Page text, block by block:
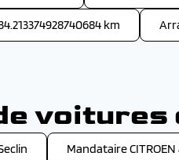
km
Mandataire CITROEN